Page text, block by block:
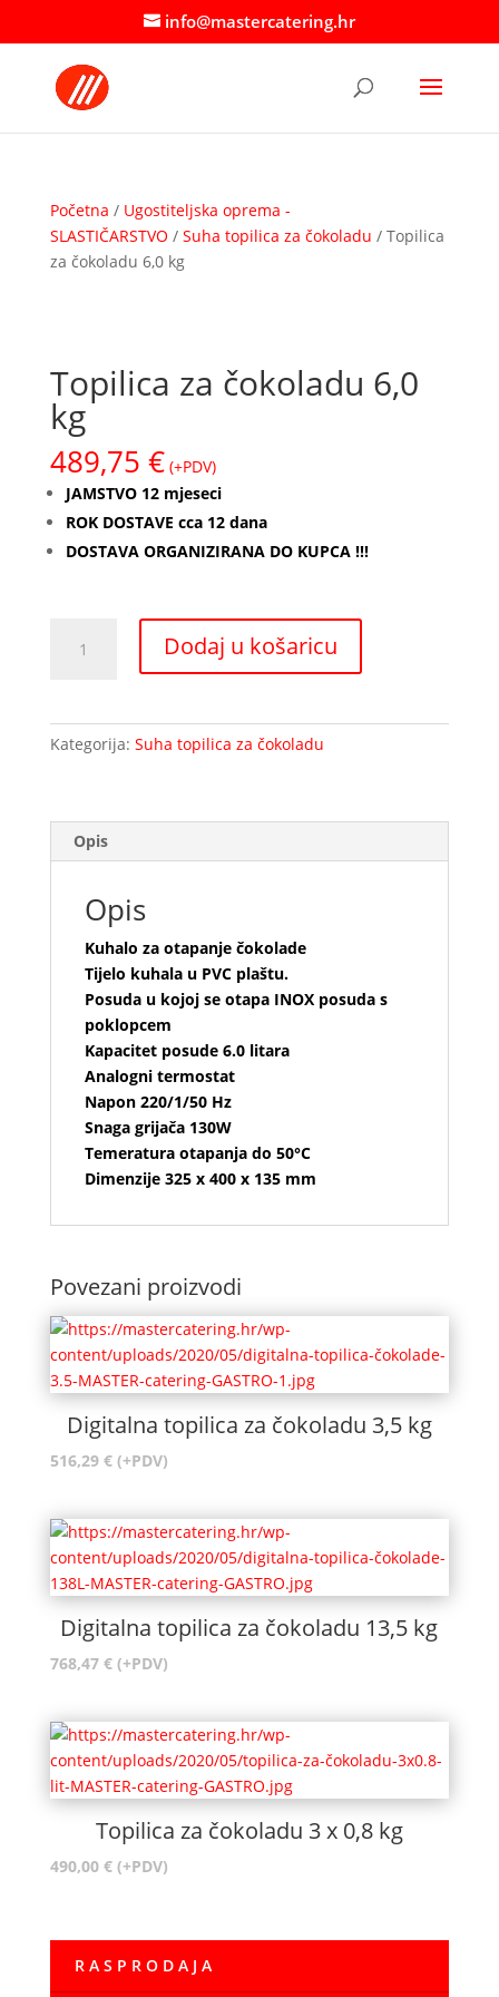
info@mastercatering.hr
Početna / Ugostiteljska oprema -
SLASTIČARSTVO / Suha topilica za čokoladu / Topilica
za čokoladu 6,0 kg
Topilica za čokoladu 6,0
kg
489,75 € (+PDV)
JAMSTVO 12 mjeseci
ROK DOSTAVE cca 12 dana
DOSTAVA ORGANIZIRANA DO KUPCA !!!
količina
Dodaj u košaricu
Kategorija: Suha topilica za čokoladu
Opis
Opis
Kuhalo za otapanje čokolade
Tijelo kuhala u PVC plaštu.
Posuda u kojoj se otapa INOX posuda s
poklopcem
Kapacitet posude 6.0 litara
Analogni termostat
Napon 220/1/50 Hz
Snaga grijača 130W
Temeratura otapanja do 50°C
Dimenzije 325 x 400 x 135 mm
Povezani proizvodi
Digitalna topilica za čokoladu 3,5 kg
516,29 € (+PDV)
Digitalna topilica za čokoladu 13,5 kg
768,47 € (+PDV)
Topilica za čokoladu 3 x 0,8 kg
490,00 € (+PDV)
R A S P R O D A J A